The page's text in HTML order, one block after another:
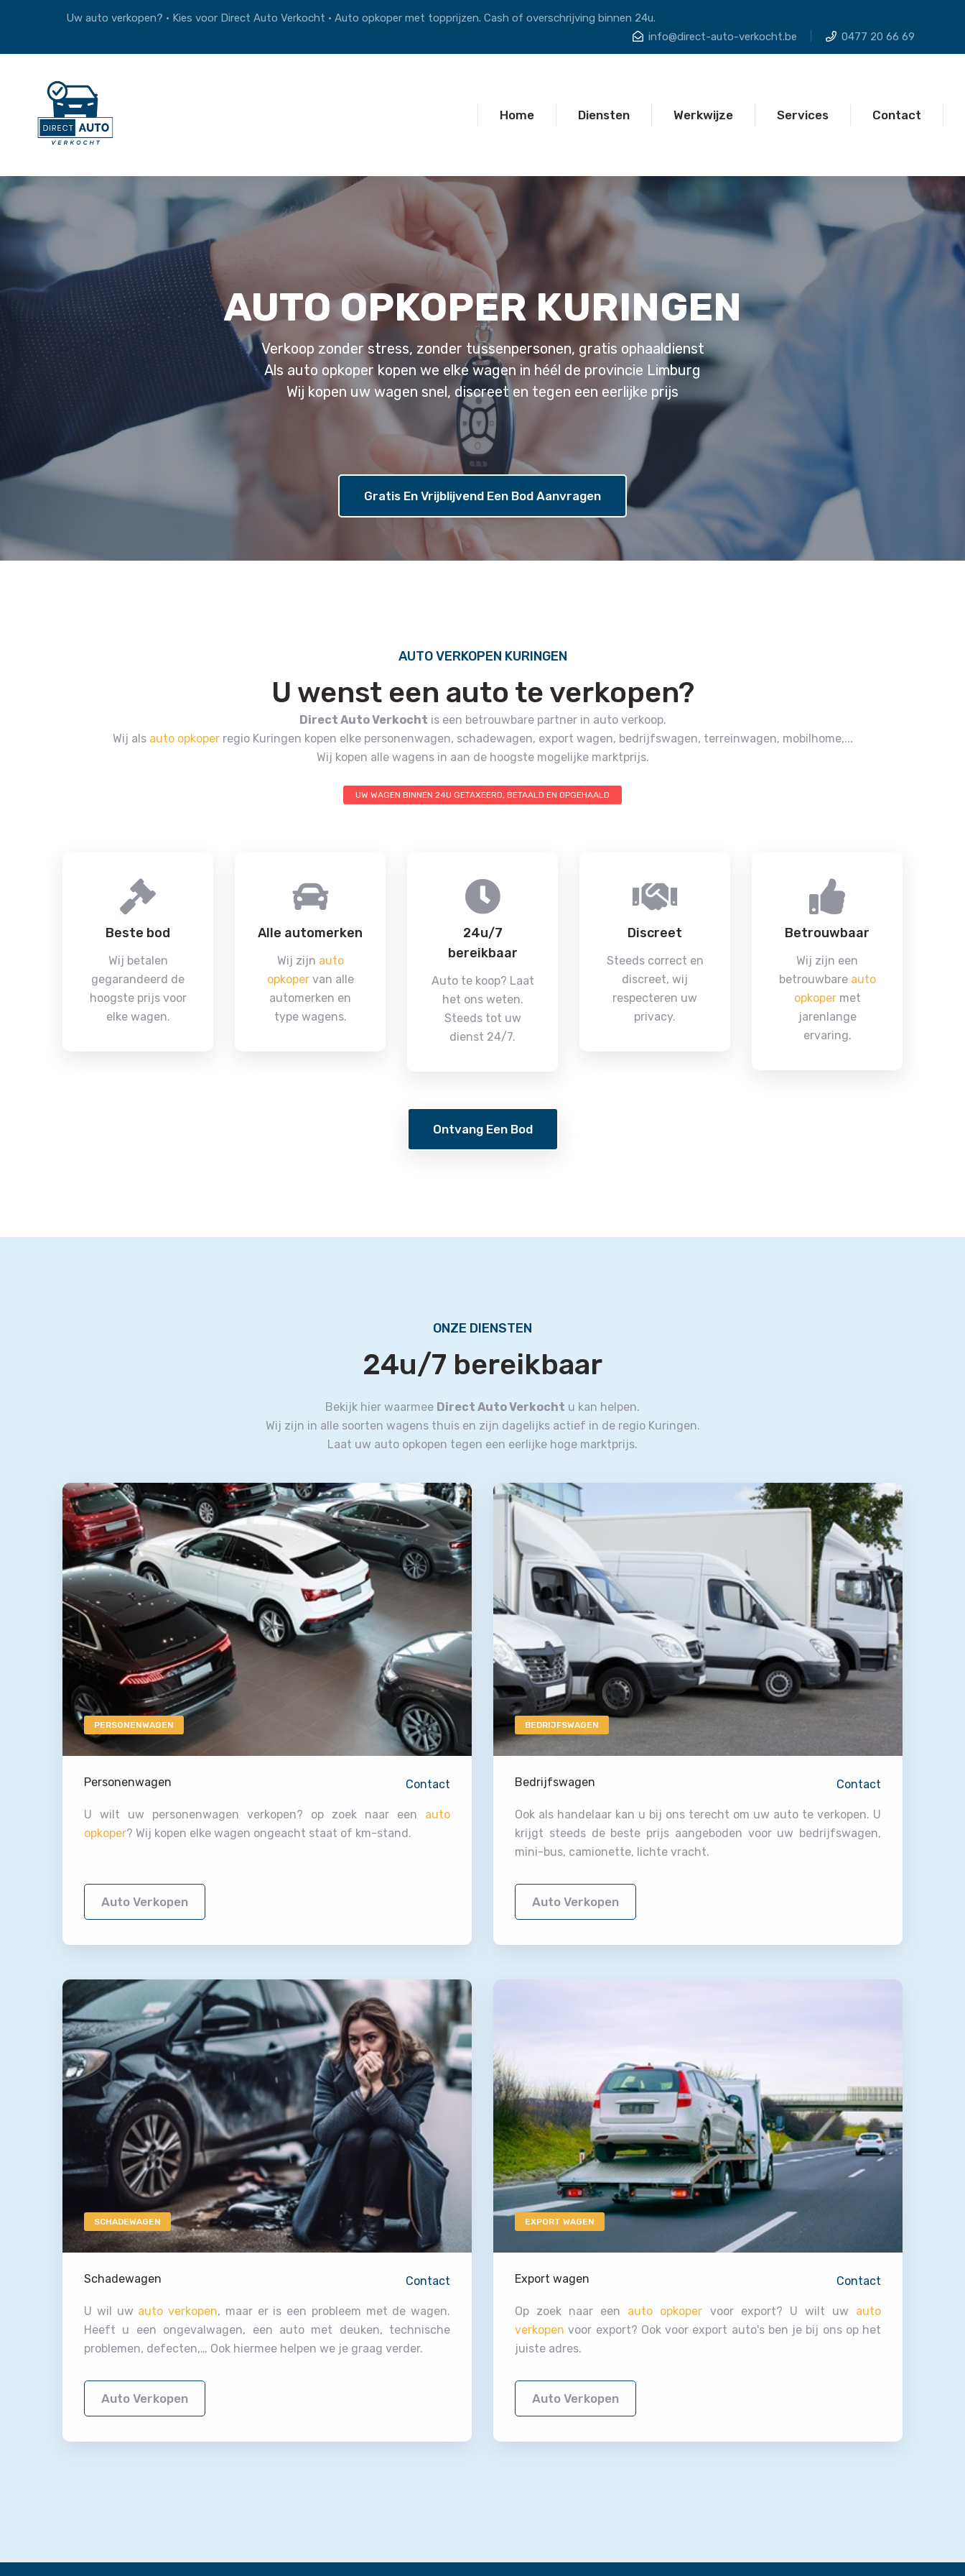
Uw auto verkopen? • Kies voor Direct Auto Verkocht • Auto opkoper met topprijzen. Cash of overschrijving binnen 24u.
info@direct-auto-verkocht.be
0477 20 66 69
Home Diensten Werkwijze Services Contact
AUTO OPKOPER KURINGEN
Verkoop zonder stress, zonder tussenpersonen, gratis ophaaldienst
Als auto opkoper kopen we elke wagen in héél de provincie Limburg
Wij kopen uw wagen snel, discreet en tegen een eerlijke prijs
Gratis En Vrijblijvend Een Bod Aanvragen
AUTO VERKOPEN KURINGEN
U wenst een auto te verkopen?
Direct Auto Verkocht is een betrouwbare partner in auto verkoop.
Wij als auto opkoperregio Kuringen kopen elke personenwagen, schadewagen, export wagen, bedrijfswagen, terreinwagen, mobilhome,...
Wij kopen alle wagens in aan de hoogste mogelijke marktprijs.
UW WAGEN BINNEN 24U GETAXEERD, BETAALD EN OPGEHAALD
Beste bod
Wij betalen
gegarandeerd de
hoogste prijs voor
elke wagen.
Alle automerken
Wij zijn auto
opkopervan alle
automerken en
type wagens.
24u/7
bereikbaar
Auto te koop? Laat
het ons weten.
Steeds tot uw
dienst 24/7.
Discreet
Steeds correct en
discreet, wij
respecteren uw
privacy.
Betrouwbaar
Wij zijn een
betrouwbare auto
opkopermet
jarenlange
ervaring.
Ontvang Een Bod
ONZE DIENSTEN
24u/7 bereikbaar
Bekijk hier waarmee Direct Auto Verkocht u kan helpen.
Wij zijn in alle soorten wagens thuis en zijn dagelijks actief in de regio Kuringen.
Laat uw auto opkopen tegen een eerlijke hoge marktprijs.
PERSONENWAGEN
Personenwagen Contact
U wilt uw personenwagen verkopen? op zoek naar een auto
opkoper? Wij kopen elke wagen ongeacht staat of km-stand.
Auto Verkopen
BEDRIJFSWAGEN
Bedrijfswagen Contact
Ook als handelaar kan u bij ons terecht om uw auto te verkopen. U
krijgt steeds de beste prijs aangeboden voor uw bedrijfswagen,
mini-bus, camionette, lichte vracht.
Auto Verkopen
SCHADEWAGEN
Schadewagen Contact
U wil uw auto verkopen, maar er is een probleem met de wagen.
Heeft u een ongevalwagen, een auto met deuken, technische
problemen, defecten,… Ook hiermee helpen we je graag verder.
Auto Verkopen
EXPORT WAGEN
Export wagen Contact
Op zoek naar een auto opkoper voor export? U wilt uw auto
verkopen voor export? Ook voor export auto's ben je bij ons op het
juiste adres.
Auto Verkopen